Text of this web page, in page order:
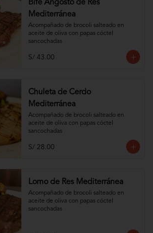
Bife Angosto de Res
Mediterránea
Acompañado de brocoli salteado en
aceite de oliva con papas cóctel
sancochadas
S/ 43.00
Chuleta de Cerdo
Mediterránea
Acompañado de brocoli salteado en
aceite de oliva con papas cóctel
sancochadas
S/ 28.00
Lomo de Res Mediterránea
Acompañado de brocoli salteado en
aceite de oliva con papas cóctel
sancochadas